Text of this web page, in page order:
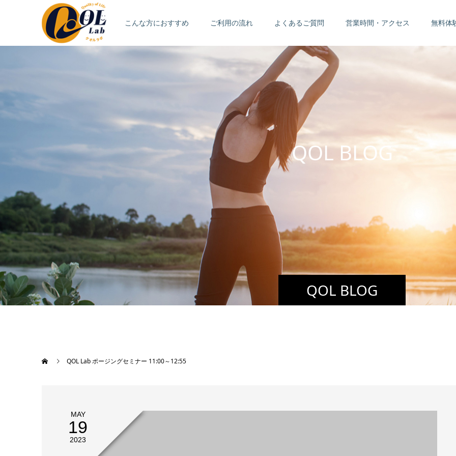
こんな方におすすめ ご利用の流れ よくあるご質問 営業時間・アクセス 無料体
QOL BLOG
QOLBLOG
QOL Lab ポージングセミナー 11:00～12:55
MAY
19
2023